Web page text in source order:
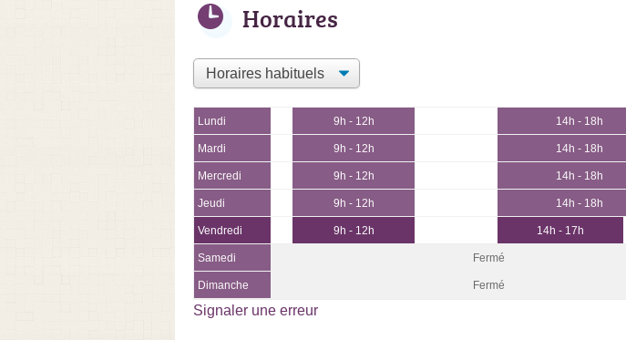
Horaires
Lundi 9h - 12h 14h - 18h
Mardi 9h - 12h 14h - 18h
Mercredi 9h - 12h 14h - 18h
Jeudi 9h - 12h 14h - 18h
Vendredi 9h - 12h 14h - 17h
Samedi Fermé
Dimanche Fermé
Signaler une erreur